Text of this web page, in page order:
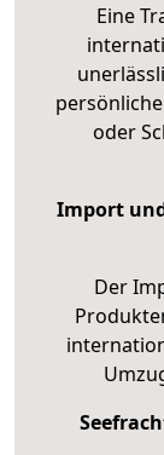
Eine
oder
Import
Der